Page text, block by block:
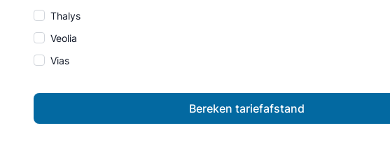
Thalys
Veolia
Vias
Bereken tariefafstand